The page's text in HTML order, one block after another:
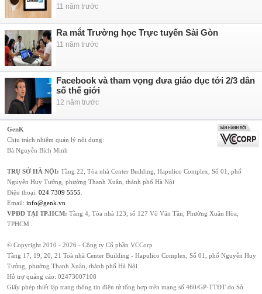
11 năm trước
Ra mắt Trường học Trực tuyến Sài Gòn
11 năm trước
Facebook và tham vọng đưa giáo dục tới 2/3 dân
số thế giới
12 năm trước
GenK
Chịu trách nhiệm quản lý nội dung:
Bà Nguyễn Bích Minh
TRỤ SỞ HÀ NỘI: Tầng 22, Tòa nhà Center Building, Hapulico Complex, Số 01, phố
Nguyễn Huy Tưởng, phường Thanh Xuân, thành phố Hà Nội
Điện thoại: 024 7309 5555
Email: info@genk.vn
VPĐD TẠI TP.HCM: Tầng 4, Tòa nhà 123, số 127 Võ Văn Tần, Phường Xuân Hòa,
TPHCM
© Copyright 2010 - 2026 - Công ty Cổ phần VCCorp
Tầng 17, 19, 20, 21 Toà nhà Center Building - Hapulico Complex, Số 01, phố Nguyễn Huy
Tưởng, phường Thanh Xuân, thành phố Hà Nội
Hỗ trợ quảng cáo: 02473007108
Giấy phép thiết lập trang thông tin điện tử tổng hợp trên mạng số 460/GP-TTĐT do Sở